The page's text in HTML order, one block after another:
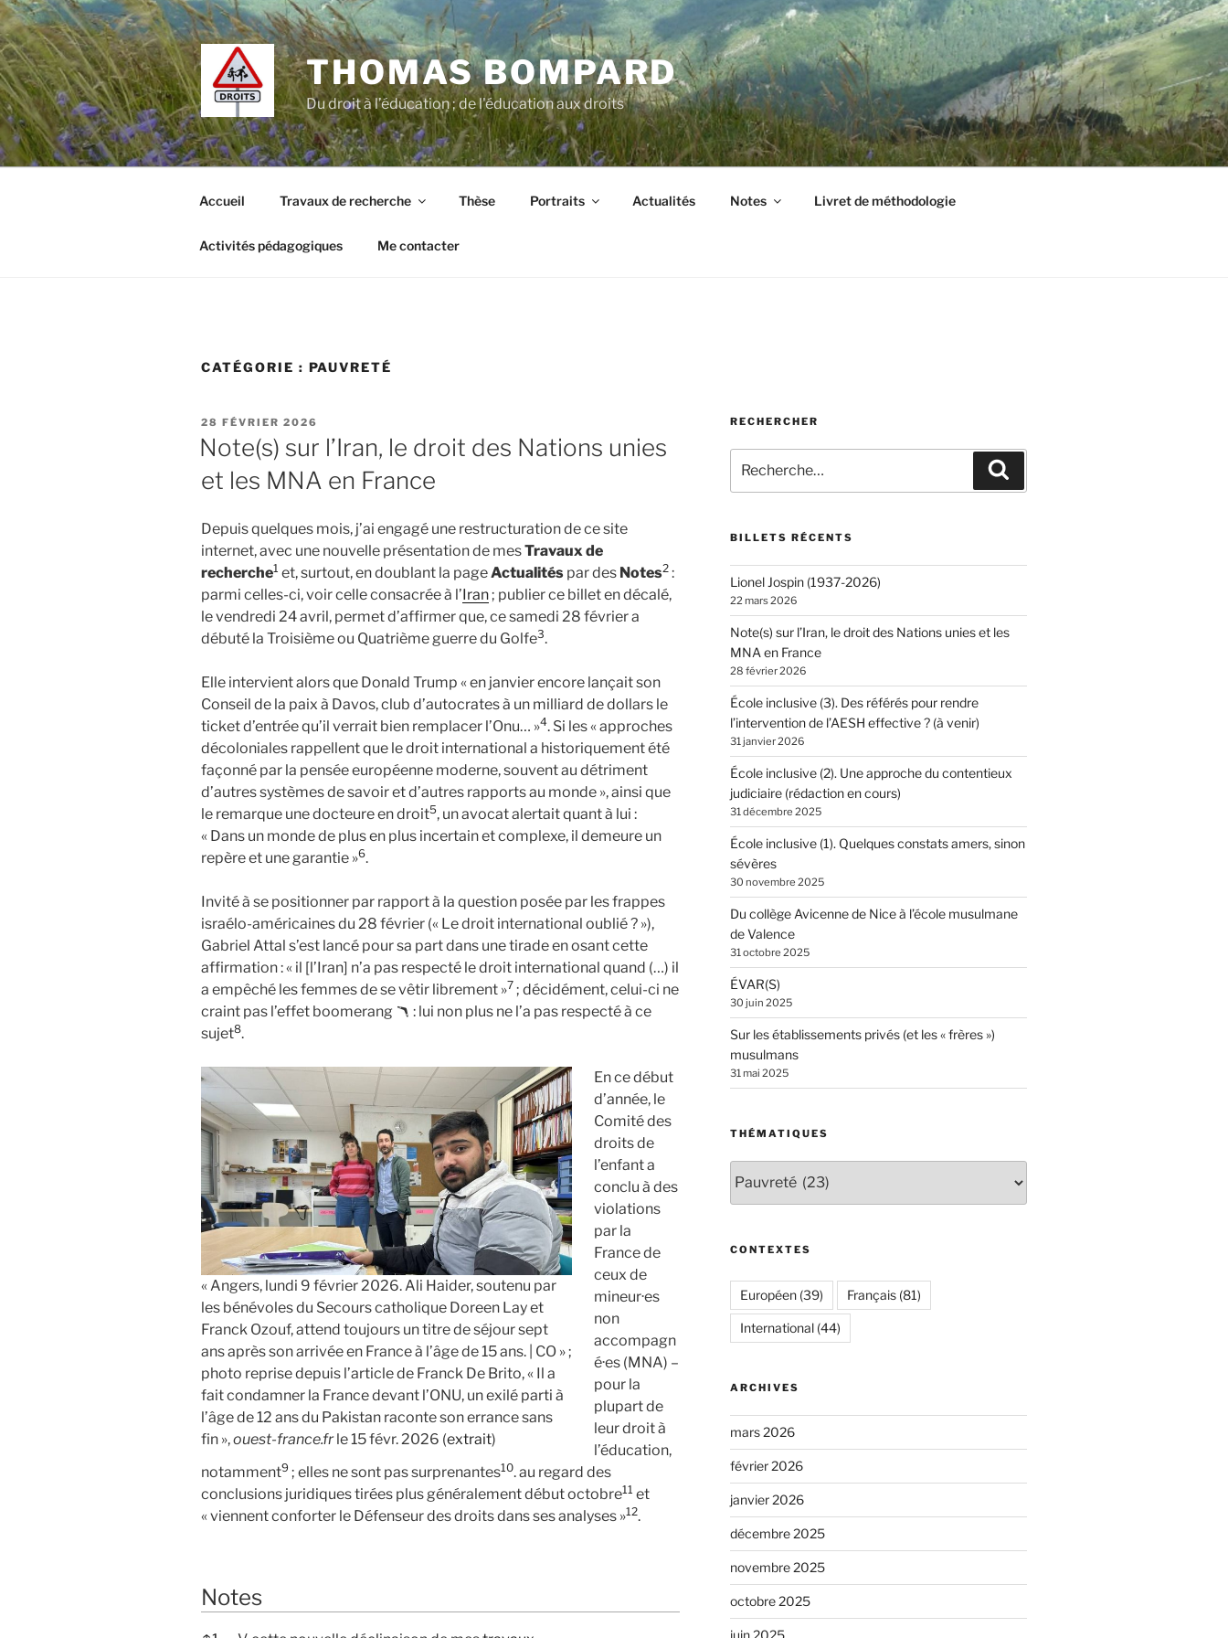
Aller
au
contenu
principal
THOMAS BOMPARD
Du droit à l’éducation ; de l'éducation aux droits
Accueil Travaux de recherche Thèse Portraits Actualités Notes Livret de méthodologie
Activités pédagogiques Me contacter
CATÉGORIE : PAUVRETÉ
PUBLIÉ
LE
28 FÉVRIER 2026
Note(s) sur l’Iran, le droit des Nations unies
et les MNA en France
Depuis quelques mois, j’ai engagé une restructuration de ce site
internet, avec une nouvelle présentation de mesTravaux de
recherche1 et, surtout, en doublant la pageActualités par des Notes2 :
parmi celles-ci, voir celle consacrée à l’Iran; publier ce billet en décalé,
le vendredi 24 avril, permet d’affirmer que, ce samedi 28 février a
débuté la Troisième ou Quatrième guerre du Golfe3.
Elle intervient alors que Donald Trump « en janvier encore lançait son
Conseil de la paix à Davos, club d’autocrates à un milliard de dollars le
ticket d’entrée qu’il verrait bien remplacer l’Onu… »4. Si les « approches
décoloniales rappellent que le droit international a historiquement été
façonné par la pensée européenne moderne, souvent au détriment
d’autres systèmes de savoir et d’autres rapports au monde », ainsi que
le remarque une docteure en droit5, un avocat alertait quant à lui :
« Dans un monde de plus en plus incertain et complexe, il demeure un
repère et une garantie »6.
Invité à se positionner par rapport à la question posée par les frappes
israélo-américaines du 28 février (« Le droit international oublié ? »),
Gabriel Attal s’est lancé pour sa part dans une tirade en osant cette
affirmation : « il [l’Iran] n’a pas respecté le droit international quand (…) il
a empêché les femmes de se vêtir librement »7 ; décidément, celui-ci ne
craint pas l’effet boomerang 🪃 : lui non plus ne l’a pas respecté à ce
sujet8.
« Angers, lundi 9 février 2026. Ali Haider, soutenu par
les bénévoles du Secours catholique Doreen Lay et
Franck Ozouf, attend toujours un titre de séjour sept
ans après son arrivée en France à l’âge de 15 ans. | CO » ;
photo reprise depuis l’article de Franck De Brito, « Il a
fait condamner la France devant l’ONU, un exilé parti à
l’âge de 12 ans du Pakistan raconte son errance sans
fin »,ouest-france.frle 15 févr. 2026 (extrait)
En ce début
d’année, le
Comité des
droits de
l’enfant a
conclu à des
violations
par la
France de
ceux de
mineur·es
non
accompagn
é·es (MNA) –
pour la
plupart de
leur droit à
l’éducation,
notamment9 ; elles ne sont pas surprenantes10. au regard des
conclusions juridiques tirées plus généralement début octobre11 et
« viennent conforter le Défenseur des droits dans ses analyses »12.
Notes
RECHERCHER
pour
:
BILLETS RÉCENTS
Lionel Jospin (1937-2026)
22 mars 2026
Note(s) sur l’Iran, le droit des Nations unies et les
MNA en France
28 février 2026
École inclusive (3). Des référés pour rendre
l’intervention de l’AESH effective ? (à venir)
31 janvier 2026
École inclusive (2). Une approche du contentieux
judiciaire (rédaction en cours)
31 décembre 2025
École inclusive (1). Quelques constats amers, sinon
sévères
30 novembre 2025
Du collège Avicenne de Nice à l’école musulmane
de Valence
31 octobre 2025
ÉVAR(S)
30 juin 2025
Sur les établissements privés (et les « frères »)
musulmans
31 mai 2025
THÉMATIQUES
CONTEXTES
Européen(39) Français(81)
International(44)
ARCHIVES
mars 2026
février 2026
janvier 2026
décembre 2025
novembre 2025
octobre 2025
juin 2025